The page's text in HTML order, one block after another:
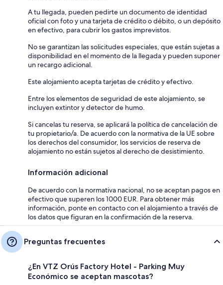
A tu llegada, pueden pedirte un documento de identidad
oficial con foto y una tarjeta de crédito o débito, o un depósito
en efectivo, para cubrir los gastos imprevistos.
No se garantizan las solicitudes especiales, que están sujetas a
disponibilidad en el momento de la llegada y pueden suponer
un recargo adicional.
Este alojamiento acepta tarjetas de crédito y efectivo.
Entre los elementos de seguridad de este alojamiento, se
incluyen extintor y detector de humo.
Si cancelas tu reserva, se aplicará la política de cancelación de
tu propietario/a. De acuerdo con la normativa de la UE sobre
los derechos del consumidor, los servicios de reserva de
alojamiento no están sujetos al derecho de desistimiento.
Información adicional
De acuerdo con la normativa nacional, no se aceptan pagos en
efectivo que superen los 1000 EUR. Para obtener más
información, ponte en contacto con el alojamiento a través de
los datos que figuran en la confirmación de la reserva.
Preguntas frecuentes
¿En VTZ Orús Factory Hotel - Parking Muy
Económico se aceptan mascotas?